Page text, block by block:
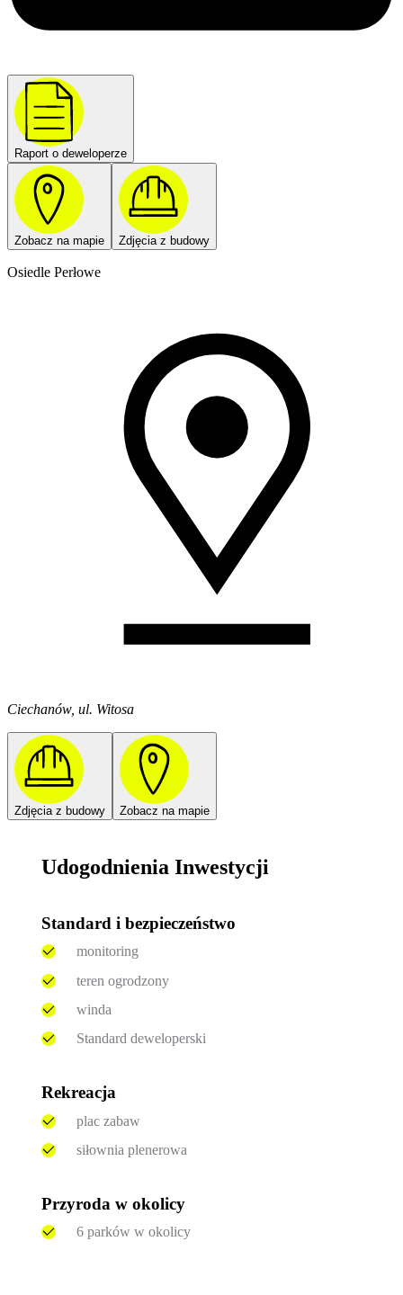
Raport o deweloperze
Zobacz na mapie Zdjęcia z budowy
Osiedle Perłowe
Ciechanów, ul. Witosa
Zdjęcia z budowy Zobacz na mapie
Udogodnienia Inwestycji
Standard i bezpieczeństwo
monitoring
teren ogrodzony
winda
Standard deweloperski
Rekreacja
plac zabaw
siłownia plenerowa
Przyroda w okolicy
6 parków w okolicy